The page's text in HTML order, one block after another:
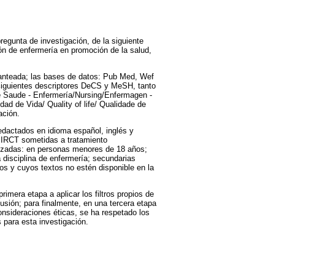
de investigación, de la siguiente
de enfermería en promoción de la salud,
las bases de datos: Pub Med, Wef
descriptores DeCS y MeSH, tanto
- Enfermería/Nursing/Enfermagen -
de Vida/ Quality of life/ Qualidade de
en idioma español, inglés y
sometidas a tratamiento
en personas menores de 18 años;
de enfermería; secundarias
y cuyos textos no estén disponible en la
etapa a aplicar los filtros propios de
para finalmente, en una tercera etapa
éticas, se ha respetado los
esta investigación.